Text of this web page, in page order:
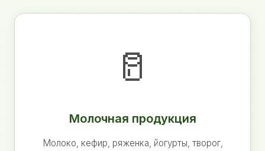
🥛
Молочная продукция
Молоко, кефир, ряженка, йогурты, творог,